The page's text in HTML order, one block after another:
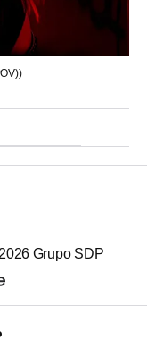
2026 Grupo SDP